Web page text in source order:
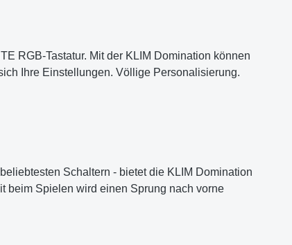
RGB-Tastatur. Mit der KLIM Domination können
Ihre Einstellungen. Völlige Personalisierung.
Schaltern - bietet die KLIM Domination
beim Spielen wird einen Sprung nach vorne